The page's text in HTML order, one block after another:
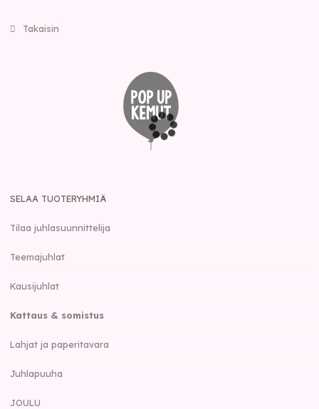
Takaisin
SELAA TUOTERYHMIÄ
Tilaa juhlasuunnittelija
Teemajuhlat
Kausijuhlat
Kattaus & somistus
Lahjat ja paperitavara
Juhlapuuha
JOULU